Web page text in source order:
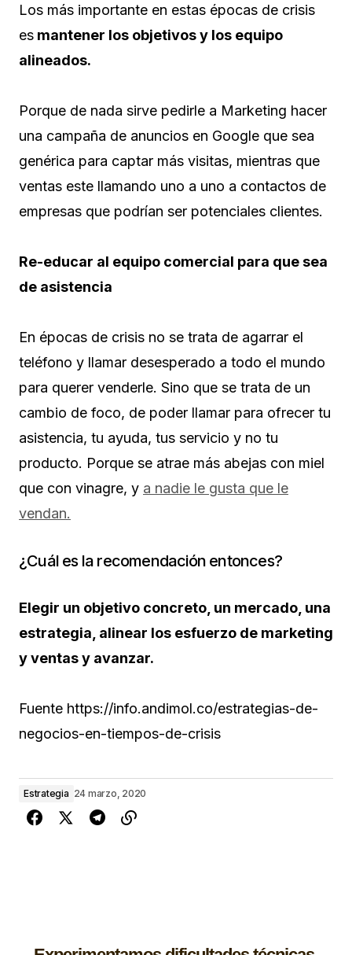
Los más importante en estas épocas de crisis
es mantener los objetivos y los equipo
alineados.
Porque de nada sirve pedirle a Marketing hacer
una campaña de anuncios en Google que sea
genérica para captar más visitas, mientras que
ventas este llamando uno a uno a contactos de
empresas que podrían ser potenciales clientes.
Re-educar al equipo comercial para que sea
de asistencia
En épocas de crisis no se trata de agarrar el
teléfono y llamar desesperado a todo el mundo
para querer venderle. Sino que se trata de un
cambio de foco, de poder llamar para ofrecer tu
asistencia, tu ayuda, tus servicio y no tu
producto. Porque se atrae más abejas con miel
que con vinagre, y a nadie le gusta que le
vendan.
¿Cuál es la recomendación entonces?
Elegir un objetivo concreto, un mercado, una
estrategia, alinear los esfuerzo de marketing
y ventas y avanzar.
Fuente https://info.andimol.co/estrategias-de-
negocios-en-tiempos-de-crisis
Estrategia 24 marzo, 2020